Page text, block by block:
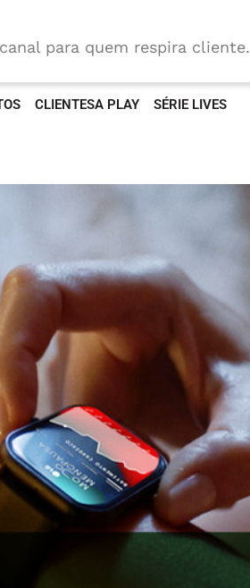
para quem respira cliente.
CLIENTESA PLAY SÉRIE LIVES